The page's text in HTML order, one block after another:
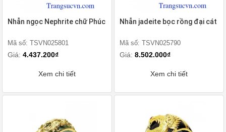
Nhẫn ngọc Nephrite chữ Phúc
Mã số: TSVN025801
Giá: 4.437.200₫
Xem chi tiết
Nhẫn jadeite bọc rồng đại cát
Mã số: TSVN025790
Giá: 8.502.000₫
Xem chi tiết